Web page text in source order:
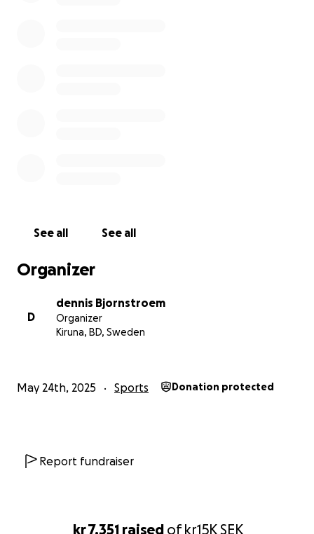
kr 7,351 raised ofkr15KSEK
See all See all
Organizer
D
dennis Bjornstroem
Organizer
Kiruna, BD, Sweden
May 24th, 2025 Sports Donation protected
Report fundraiser